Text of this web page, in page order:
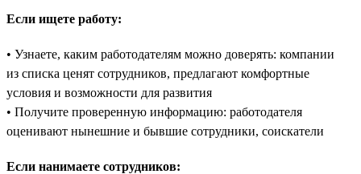
Если ищете работу:
• Узнаете, каким работодателям можно доверять: компании
из списка ценят сотрудников, предлагают комфортные
условия и возможности для развития
• Получите проверенную информацию: работодателя
оценивают нынешние и бывшие сотрудники, соискатели
Если нанимаете сотрудников: